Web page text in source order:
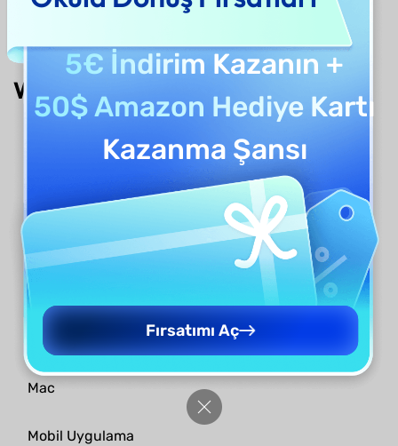
Word için İpuçları
PDF'yi Yorumla
PDF Dönüştür
PDF Düzenle
ChatGPT
Bilgi
Mac
Mobil Uygulama
5€ İndirim Kazanın +
50$ Amazon Hediye Kartı
Kazanma Şansı
Fırsatımı Aç